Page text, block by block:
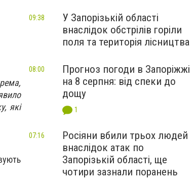
які
У Запорізькій області
внаслідок обстрілів горіли
поля та територія лісництва
09:38
Прогноз погоди в Запоріжжі
на 8 серпня: від спеки до
дощу
1
08:00
Росіяни вбили трьох людей
внаслідок атак по
Запорізькій області, ще
чотири зазнали поранень
07:16